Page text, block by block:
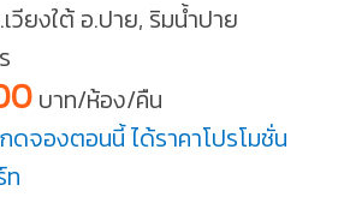
ยงใต้ อ.ปาย, ริมน้ำปาย
บาท/ห้อง/คืน
ดจองตอนนี้ ได้ราคาโปรโมชั่น
ท